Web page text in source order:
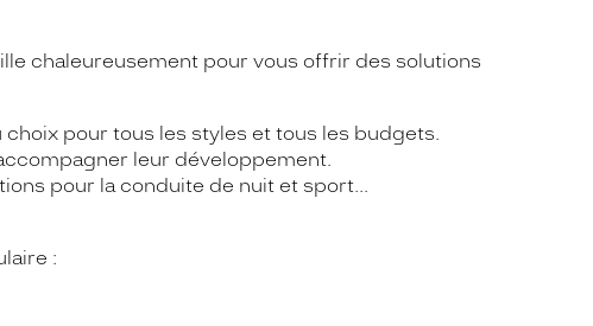
chaleureusement pour vous offrir des solutions
choix pour tous les styles et tous les budgets.
leur développement.
pour la conduite de nuit et sport...
: